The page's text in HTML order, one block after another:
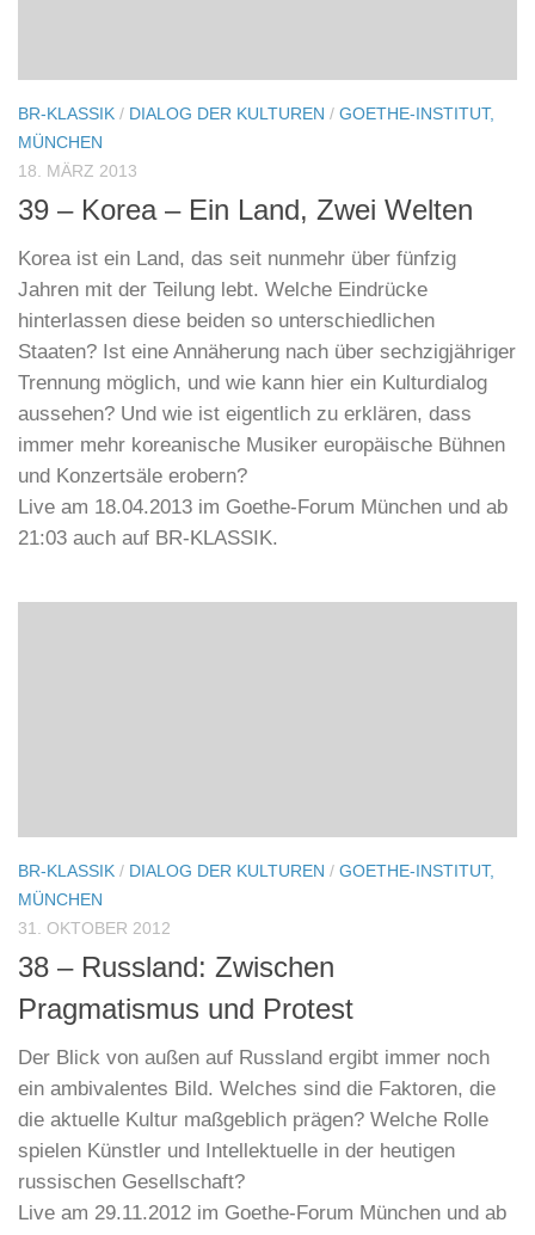
BR-KLASSIK / DIALOG DER KULTUREN / GOETHE-INSTITUT,
MÜNCHEN
18. MÄRZ 2013
39 – Korea – Ein Land, Zwei Welten
Korea ist ein Land, das seit nunmehr über fünfzig
Jahren mit der Teilung lebt. Welche Eindrücke
hinterlassen diese beiden so unterschiedlichen
Staaten? Ist eine Annäherung nach über sechzigjähriger
Trennung möglich, und wie kann hier ein Kulturdialog
aussehen? Und wie ist eigentlich zu erklären, dass
immer mehr koreanische Musiker europäische Bühnen
und Konzertsäle erobern?
Live am 18.04.2013 im Goethe-Forum München und ab
21:03 auch auf BR-KLASSIK.
BR-KLASSIK / DIALOG DER KULTUREN / GOETHE-INSTITUT,
MÜNCHEN
31. OKTOBER 2012
38 – Russland: Zwischen
Pragmatismus und Protest
Der Blick von außen auf Russland ergibt immer noch
ein ambivalentes Bild. Welches sind die Faktoren, die
die aktuelle Kultur maßgeblich prägen? Welche Rolle
spielen Künstler und Intellektuelle in der heutigen
russischen Gesellschaft?
Live am 29.11.2012 im Goethe-Forum München und ab